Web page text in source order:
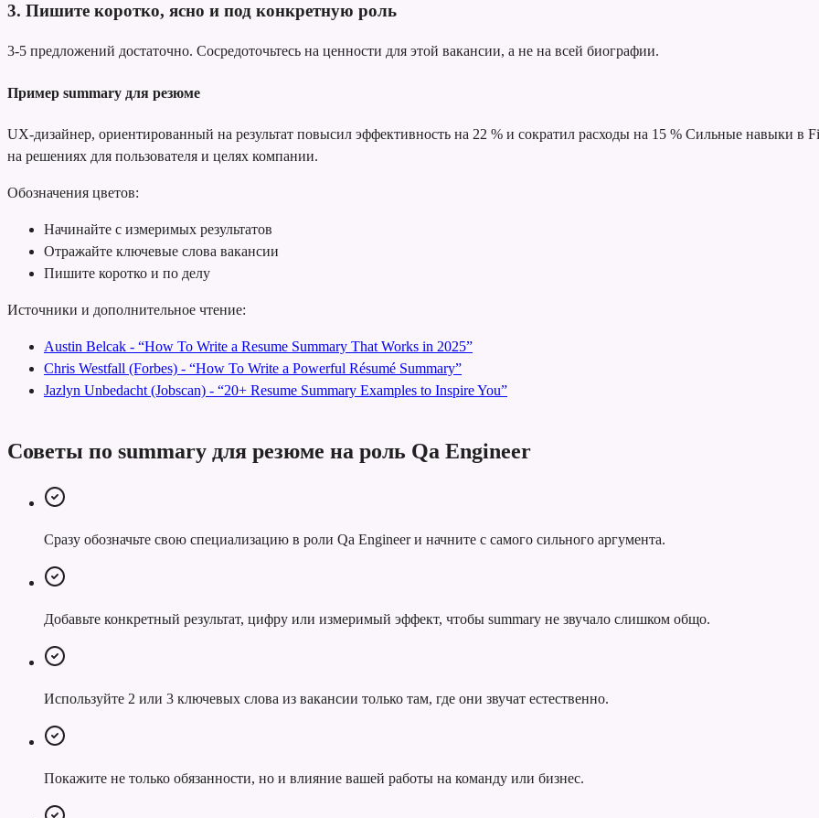
3. Пишите коротко, ясно и под конкретную роль
3-5 предложений достаточно. Сосредоточьтесь на ценности для этой вакансии, а не на всей биографии.
Пример summary для резюме
UX-дизайнер, ориентированный на результат повысил эффективность на 22 % и сократил расходы на 15 % Сильные навыки в
на решениях для пользователя и целях компании.
Обозначения цветов:
Начинайте с измеримых результатов
Отражайте ключевые слова вакансии
Пишите коротко и по делу
Источники и дополнительное чтение:
Austin Belcak - “How To Write a Resume Summary That Works in 2025”
Chris Westfall (Forbes) - “How To Write a Powerful Résumé Summary”
Jazlyn Unbedacht (Jobscan) - “20+ Resume Summary Examples to Inspire You”
Советы по summary для резюме на роль Qa Engineer
Сразу обозначьте свою специализацию в роли Qa Engineer и начните с самого сильного аргумента.
Добавьте конкретный результат, цифру или измеримый эффект, чтобы summary не звучало слишком общо.
Используйте 2 или 3 ключевых слова из вакансии только там, где они звучат естественно.
Покажите не только обязанности, но и влияние вашей работы на команду или бизнес.